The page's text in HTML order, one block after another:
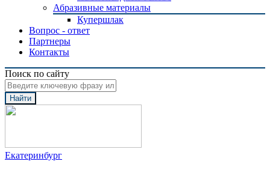
Абразивные материалы
Купершлак
Вопрос - ответ
Партнеры
Контакты
Поиск по сайту
Найти
Екатеринбург